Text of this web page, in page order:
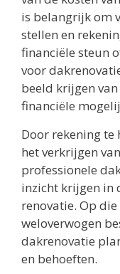
is belangrijk om
stellen en
financiële steun
voor
beeld krijgen
financiële
Door rekening te
het verkrijgen
professionele
inzicht krijgen in
renovatie. Op
weloverwogen
dakrenovatie
en behoeften.